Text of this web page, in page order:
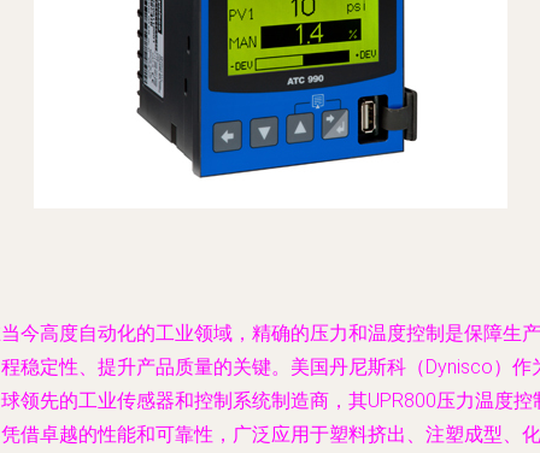
今高度自动化的工业领域，精确的压力和温度控制是保障生产
稳定性、提升产品质量的关键。美国丹尼斯科（Dynisco）作
领先的工业传感器和控制系统制造商，其UPR800压力温度控
借卓越的性能和可靠性，广泛应用于塑料挤出、注塑成型、化